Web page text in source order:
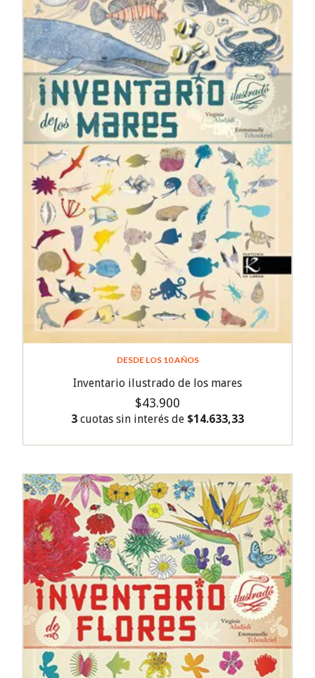
DESDE LOS 10 AÑOS
Inventario ilustrado de los mares
$43.900
3 cuotas sin interés de $14.633,33